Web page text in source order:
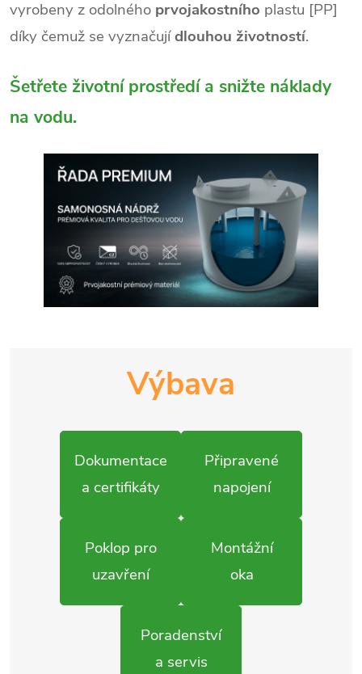
vyrobeny z odolného prvojakostního plastu [PP]
díky čemuž se vyznačujídlouhou životností.
Šetřete životní prostředí a snižte náklady
na vodu.
Výbava
Dokumentace
a certifikáty
Připravené
napojení
Poklop pro
uzavření
Montážní
oka
Poradenství
a servis